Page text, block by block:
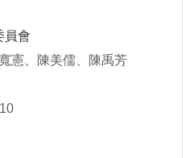
員會
憲、陳美儒、陳禹芳